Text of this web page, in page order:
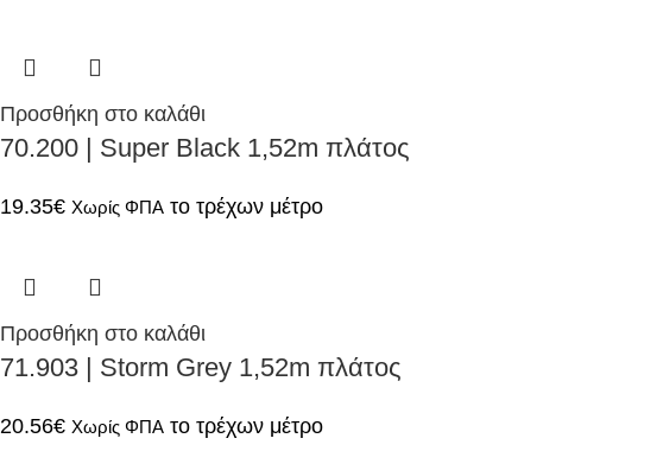
Προσθήκη στο καλάθι
70.200 | Super Black 1,52m πλάτος
19.35€ Χωρίς ΦΠΑ το τρέχων μέτρο
Προσθήκη στο καλάθι
71.903 | Storm Grey 1,52m πλάτος
20.56€ Χωρίς ΦΠΑ το τρέχων μέτρο